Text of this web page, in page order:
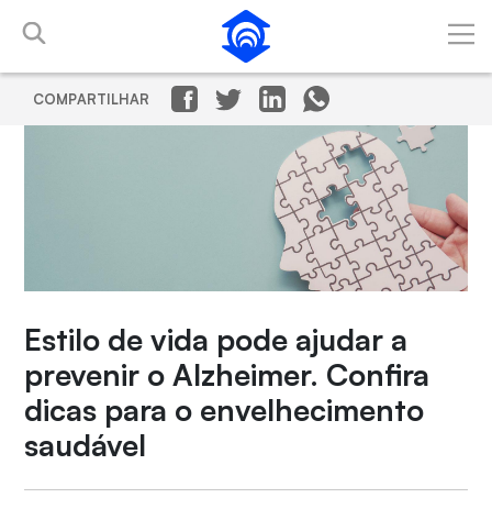
Pular para o Conteúdo principal
COMPARTILHAR
Estilo de vida pode ajudar a
prevenir o Alzheimer. Confira
dicas para o envelhecimento
saudável